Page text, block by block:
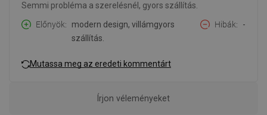
Semmi probléma a szerelésnél, gyors szállítás.
Előnyök
modern design, villámgyors
szállítás.
Hibák -
Mutassa meg az eredeti kommentárt
Írjon véleményeket